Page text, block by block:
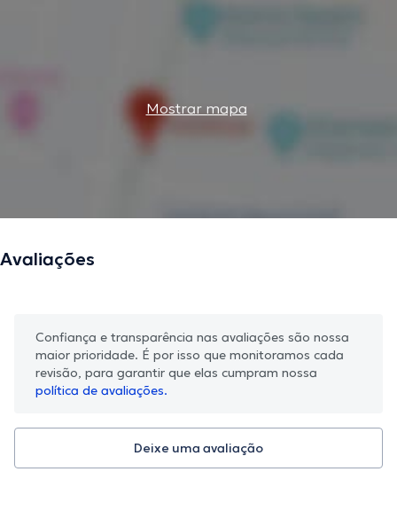
Mostrar mapa
Avaliações
Confiança e transparência nas avaliações são nossa
maior prioridade. É por isso que monitoramos cada
revisão, para garantir que elas cumpram nossa
política de avaliações.
Deixe uma avaliação